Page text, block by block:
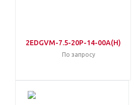
2EDGVM-7.5-20P-14-00A(H)
По запросу